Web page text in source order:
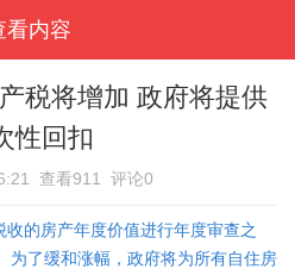
看内容
税将增加 政府将提供
性回扣
查看911 评论0
的房产年度价值进行年度审查之
为了缓和涨幅，政府将为所有自住房